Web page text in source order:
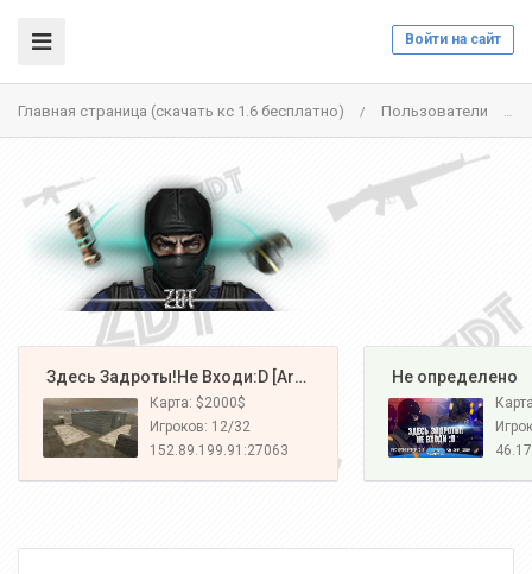
Войти на сайт
Главная страница (скачать кс 1.6 бесплатно) / Пользователи
️ Здесь Задроты!Не Входи:D [Army#1]
Карта: $2000$
Игроков: 12/32
152.89.199.91:27063
️ Не определено